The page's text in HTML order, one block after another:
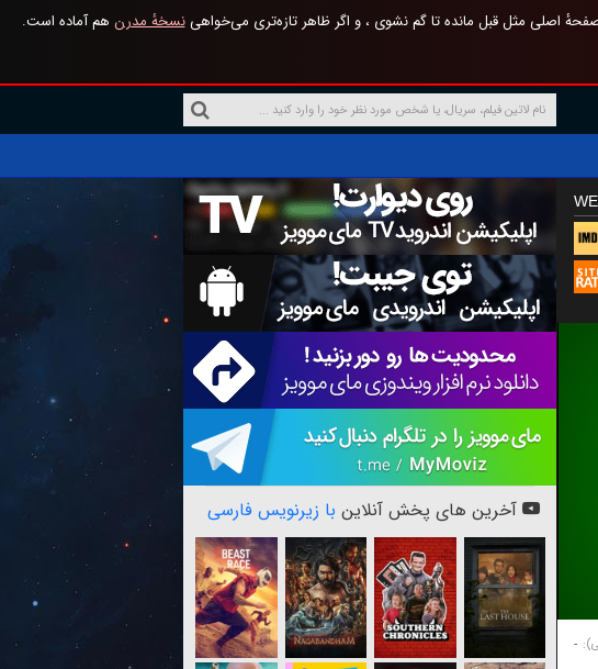
اصلی مثل قبل مانده تا گم نشوی ، و اگر ظاهر تازه‌تری می‌خواهینسخهٔ مدرن هم آماده است.
-
آخرین های پخش آنلاین با زیرنویس فارسی